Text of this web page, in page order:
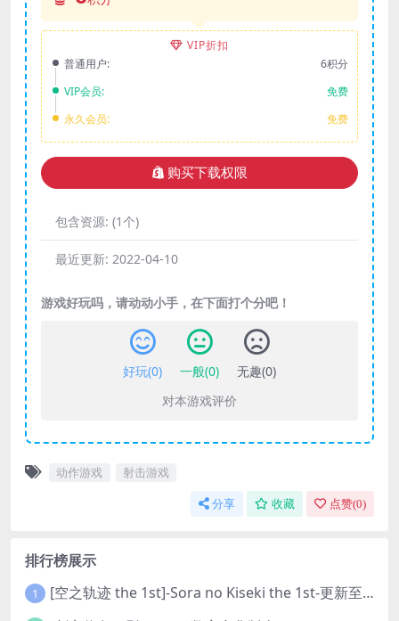
VIP折扣
普通用户:
6积分
VIP会员:
免费
永久会员:
免费
购买下载权限
包含资源: (1个)
最近更新: 2022-04-10
游戏好玩吗，请动动小手，在下面打个分吧！
好玩(0) 一般(0) 无趣(0)
对本游戏评价
动作游戏 射击游戏
分享 收藏 点赞(0)
排行榜展示
1 [空之轨迹 the 1st]-Sora no Kiseki the 1st-更新至v1.06.4-全DLC